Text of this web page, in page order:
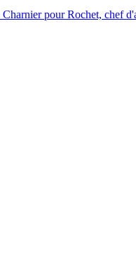
pour Rochet, chef